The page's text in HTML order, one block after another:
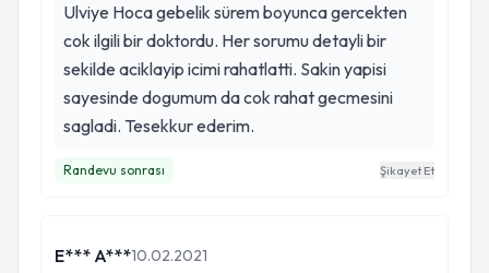
bir şekilde bebeğimizi kucağımıza aldık. İlki
varsınız Ulviye Hocam. İlki sizinle karşılaşmışız.
Çok teşekkür ederim. Ulviye Hocamız gibi
doktorlarımıza çok ihtiyacımız var.
Ulviye Hoca gebelik sürem boyunca gercekten
cok ilgili bir doktordu. Her sorumu detayli bir
sekilde aciklayip icimi rahatlatti. Sakin yapisi
sayesinde dogumum da cok rahat gecmesini
sagladi. Tesekkur ederim.
Randevu sonrası Şikayet Et
E*** A***10.02.2021